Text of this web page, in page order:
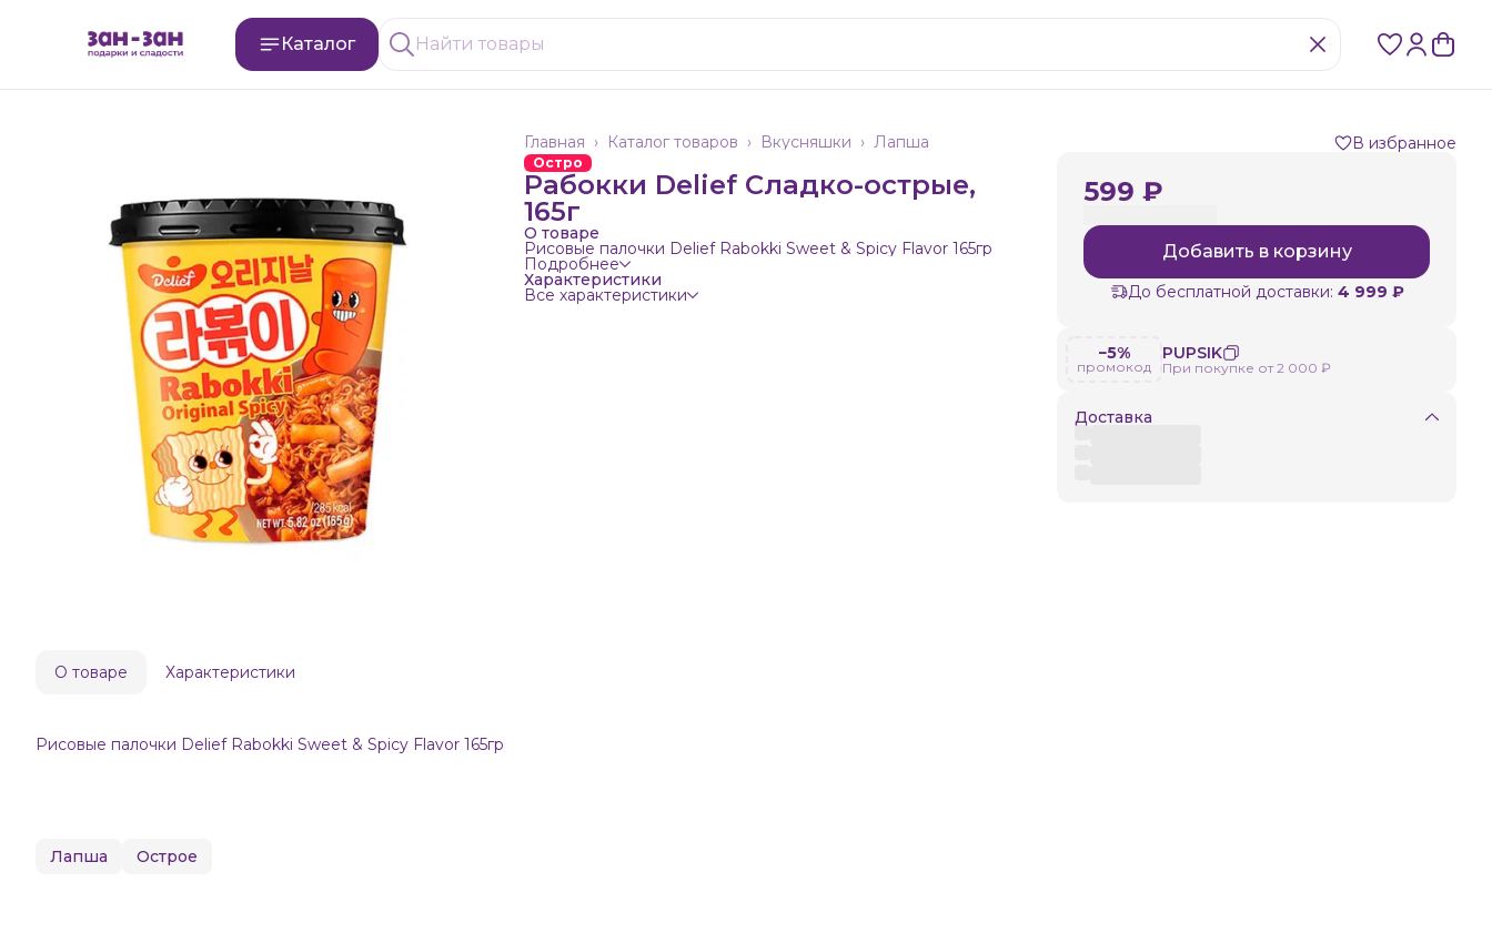
Каталог
Лапша
Вкусняшки ›
Каталог товаров ›
Главная ›
Остро
Рабокки Delief Сладко-острые,
165г
О товаре
Рисовые палочки Delief Rabokki Sweet & Spicy Flavor 165гр
Подробнее
Характеристики
Все характеристики
В избранное
599 ₽
Добавить в корзину
До бесплатной доставки: 4 999 ₽
−5%
промокод
PUPSIK
При покупке от 2 000 ₽
Доставка
О товаре Характеристики
Рисовые палочки Delief Rabokki Sweet & Spicy Flavor 165гр
Лапша Острое